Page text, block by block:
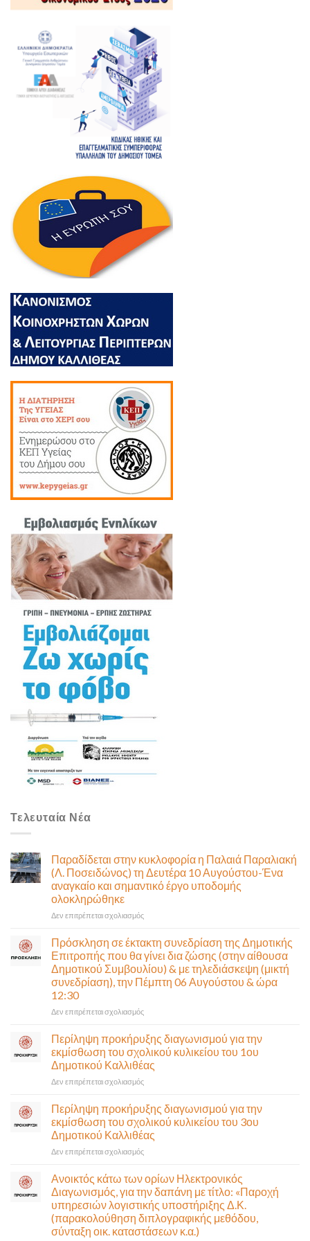
Τελευταία Νέα
Παραδίδεται στην κυκλοφορία η Παλαιά Παραλιακή
(Λ. Ποσειδώνος) τη Δευτέρα 10 Αυγούστου-Ένα
αναγκαίο και σημαντικό έργο υποδομής
ολοκληρώθηκε
Δεν επιτρέπεται σχολιασμόςστο
κυκλοφορία
η
Παλαιά
Παραλιακή
Ποσειδώνος)
10
Αυγούστου-
Ένα
αναγκαίο
σημαντικό
έργο
υποδομής
ολοκληρώθηκε
Πρόσκληση σε έκτακτη συνεδρίαση της Δημοτικής
Επιτροπής που θα γίνει δια ζώσης (στην αίθουσα
Δημοτικού Συμβουλίου) & με τηλεδιάσκεψη (μικτή
συνεδρίαση), την Πέμπτη 06 Αυγούστου & ώρα
12:30
Δεν επιτρέπεται σχολιασμόςστο
σε
έκτακτη
συνεδρίαση
της
Δημοτικής
που
θα
γίνει
δια
ζώσης
αίθουσα
Δημοτικού
Συμβουλίου)
&
με
τηλεδιάσκεψη
Περίληψη προκήρυξης διαγωνισμού για την
εκμίσθωση του σχολικού κυλικείου του 1ου
Δημοτικού Καλλιθέας
Δεν επιτρέπεται σχολιασμόςστο
προκήρυξης
διαγωνισμού
για
την
εκμίσθωση
σχολικού
κυλικείου
του
1ου
Δημοτικού
Καλλιθέας
Περίληψη προκήρυξης διαγωνισμού για την
εκμίσθωση του σχολικού κυλικείου του 3ου
Δημοτικού Καλλιθέας
Δεν επιτρέπεται σχολιασμόςστο
προκήρυξης
διαγωνισμού
για
την
εκμίσθωση
του
Ανοικτός κάτω των ορίων Ηλεκτρονικός
Διαγωνισμός, για την δαπάνη με τίτλο: «Παροχή
υπηρεσιών λογιστικής υποστήριξης Δ.Κ.
(παρακολούθηση διπλογραφικής μεθόδου,
σύνταξη οικ. καταστάσεων κ.α.)